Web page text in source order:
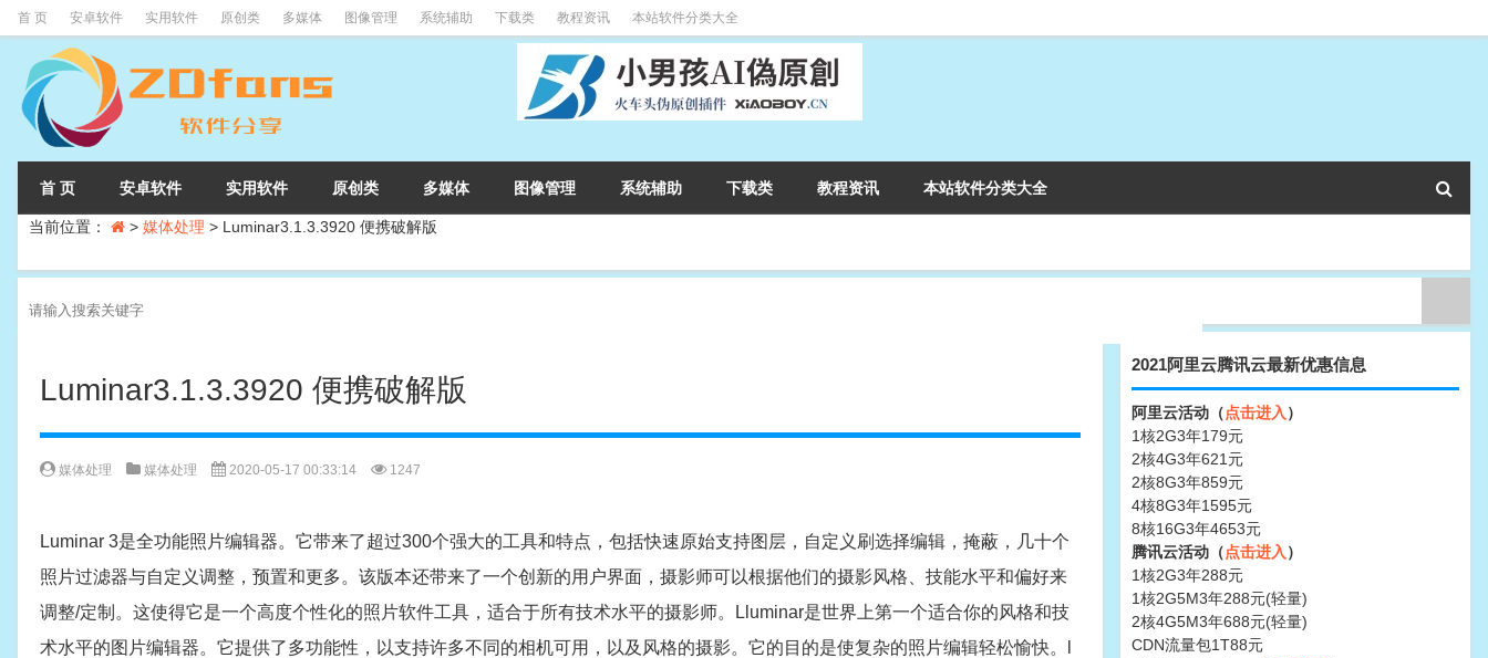
首 页 安卓软件 实用软件 原创类 多媒体 图像管理 系统辅助 下载类 教程资讯 本站软件分类大全
首 页 安卓软件 实用软件 原创类 多媒体 图像管理 系统辅助 下载类 教程资讯 本站软件分类大全
当前位置： > 媒体处理 > Luminar3.1.3.3920 便携破解版
Luminar3.1.3.3920 便携破解版
媒体处理 媒体处理 2020-05-17 00:33:14 1247
Luminar 3是全功能照片编辑器。它带来了超过300个强大的工具和特点，包括快速原始支持图层，自定义刷选择编辑，掩蔽，几十个
照片过滤器与自定义调整，预置和更多。该版本还带来了一个创新的用户界面，摄影师可以根据他们的摄影风格、技能水平和偏好来
调整/定制。这使得它是一个高度个性化的照片软件工具，适合于所有技术水平的摄影师。Lluminar是世界上第一个适合你的风格和技
术水平的图片编辑器。它提供了多功能性，以支持许多不同的相机可用，以及风格的摄影。它的目的是使复杂的照片编辑轻松愉快。l
2021阿里云腾讯云最新优惠信息
阿里云活动（点击进入 ）
1核2G3年179元
2核4G3年621元
2核8G3年859元
4核8G3年1595元
8核16G3年4653元
腾讯云活动（点击进入 ）
1核2G3年288元
1核2G5M3年288元(轻量)
2核4G5M3年688元(轻量)
CDN流量包1T88元